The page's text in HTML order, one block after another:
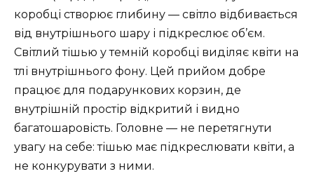
коробці створює глибину — світло відбивається
від внутрішнього шару і підкреслює об’єм.
Світлий тішью у темній коробці виділяє квіти на
тлі внутрішнього фону. Цей прийом добре
працює для подарункових корзин, де
внутрішній простір відкритий і видно
багатошаровість. Головне — не перетягнути
увагу на себе: тішью має підкреслювати квіти, а
не конкурувати з ними.